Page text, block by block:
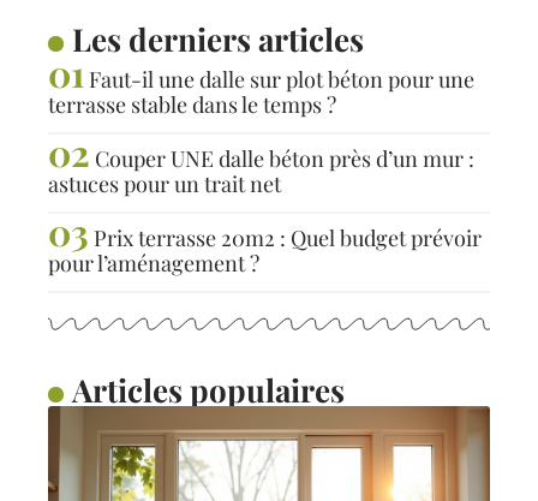
Les derniers articles
Faut-il une dalle sur plot béton pour une
terrasse stable dans le temps ?
Couper UNE dalle béton près d’un mur :
astuces pour un trait net
Prix terrasse 20m2 : Quel budget prévoir
pour l’aménagement ?
Articles populaires